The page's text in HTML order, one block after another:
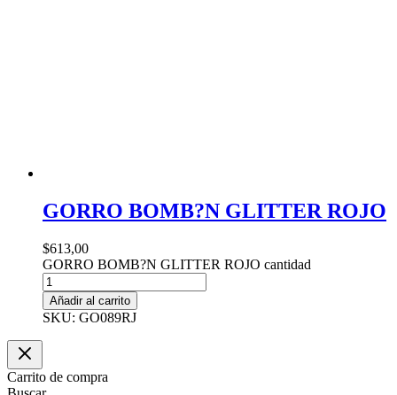
GORRO BOMB?N GLITTER ROJO
$613,00
GORRO BOMB?N GLITTER ROJO cantidad
Añadir al carrito
SKU: GO089RJ
Carrito de compra